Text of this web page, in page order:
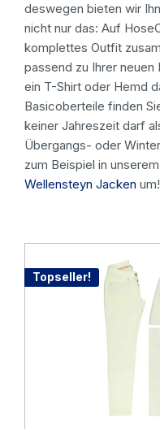
deswegen bieten wir
nicht nur das: Auf
komplettes Outfit
passend zu Ihrer neuen
ein T-Shirt oder Hemd
Basicoberteile finden
keiner Jahreszeit darf
Übergangs- oder
zum Beispiel in
Wellensteyn Jacken um!
Topseller!